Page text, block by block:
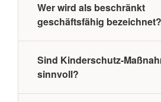
Wer wird als beschränkt
geschäftsfähig bezeichnet?
Sind Kinderschutz-
sinnvoll?